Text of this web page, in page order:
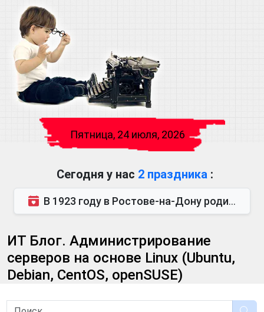
Пятница, 24 июля, 2026
Сегодня у нас 2 праздника :
В 1923 году в Ростове-на-Дону родился Виктор Михайлович Глушков. Под руководством Виктора Михайло...
ИТ Блог. Администрирование
серверов на основе Linux (Ubuntu,
Debian, CentOS, openSUSE)